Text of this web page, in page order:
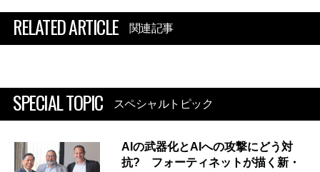
RELATED ARTICLE 関連記事
SPECIAL TOPIC スペシャルトピック
AIの武器化とAIへの攻撃にどう対
抗? フォーティネットが描く新・